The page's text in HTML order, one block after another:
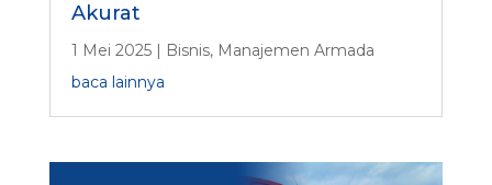
Akurat
1 Mei 2025| Bisnis, Manajemen Armada
baca lainnya